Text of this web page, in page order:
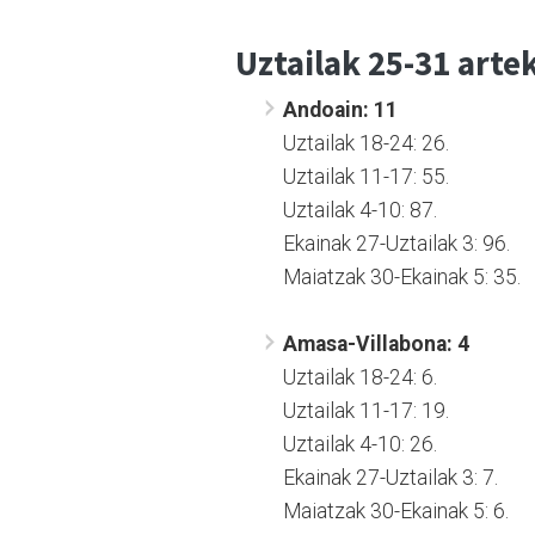
Uztailak 25-31
Andoain: 11
Uztailak 18-24: 26.
Uztailak 11-17: 55.
Uztailak 4-10: 87.
Ekainak 27-Uztailak 3: 96.
Maiatzak 30-Ekainak 5: 35.
Amasa-Villabona: 4
Uztailak 18-24: 6.
Uztailak 11-17: 19.
Uztailak 4-10: 26.
Ekainak 27-Uztailak 3: 7.
Maiatzak 30-Ekainak 5: 6.